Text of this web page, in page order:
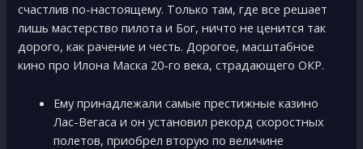
счастлив по-настоящему. Только там, где все решает
лишь мастерство пилота и Бог, ничто не ценится так
дорого, как рачение и честь. Дорогое, масштабное
кино про Илона Маска 20-го века, страдающего ОКР.
Ему принадлежали самые престижные казино
Лас-Вегаса и он установил рекорд скоростных
полетов, приобрел вторую по величине